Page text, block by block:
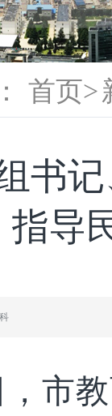
首页>
书
指导
，市